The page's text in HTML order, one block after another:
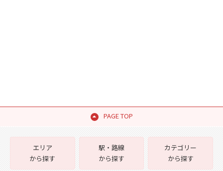
PAGE TOP
エリア
から探す
駅・路線
から探す
カテゴリー
から探す